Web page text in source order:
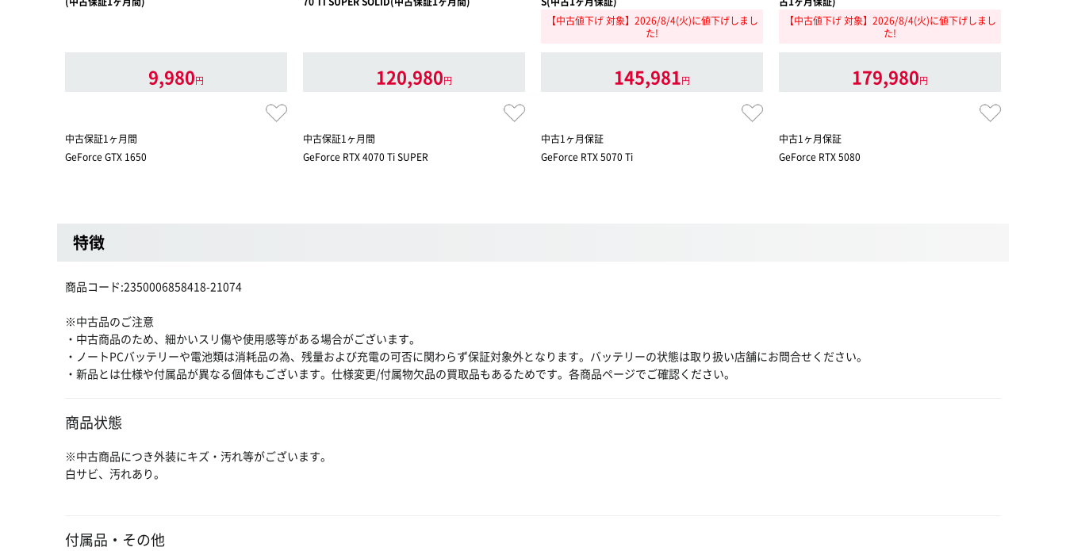
9,980円
中古保証1ヶ月間
GeForce GTX 1650
120,980円
中古保証1ヶ月間
GeForce RTX 4070 Ti SUPER
【中古値下げ 対象】2026/8/4(火)に値下げしまし
た!
145,981円
中古1ヶ月保証
GeForce RTX 5070 Ti
【中古値下げ 対象】2026/8/4(火)に値下げしまし
た!
179,980円
中古1ヶ月保証
GeForce RTX 5080
特徴
商品コード:2350006858418-21074
※中古品のご注意
・中古商品のため、細かいスリ傷や使用感等がある場合がございます。
・ノートPCバッテリーや電池類は消耗品の為、残量および充電の可否に関わらず保証対象外となります。バッテリーの状態は取り扱い店舗にお問合せください。
・新品とは仕様や付属品が異なる個体もございます。仕様変更/付属物欠品の買取品もあるためです。各商品ページでご確認ください。
商品状態
※中古商品につき外装にキズ・汚れ等がございます。
白サビ、汚れあり。
付属品・その他